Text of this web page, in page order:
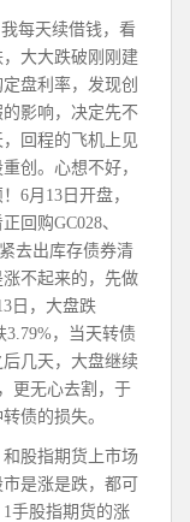
每天续借钱，看
大大跌破刚刚建
盘利率，发现创
的影响，决定先不
回程的飞机上见
创。心想不好，
6月13日开盘，
回购GC028、
去出库存债券清
不起来的，先做
日，大盘跌
3.79%，当天转债
几天，大盘继续
更无心去割，于
债的损失。
股指期货上市场
是涨是跌，都可
手股指期货的涨